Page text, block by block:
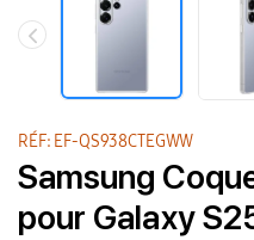
RÉF: EF-QS938CTEGWW
Samsung
pour Galaxy